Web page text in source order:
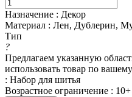
Назначение : Декор
Материал : Лен, Дублерин,
Тип
?
Предлагаем указанную
использовать товар по
: Набор для шитья
Возрастное ограничение : 10+